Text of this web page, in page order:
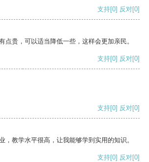
支持[0] 反对[0]
点贵，可以适当降低一些，这样会更加亲民。
支持[0] 反对[0]
支持[0] 反对[0]
，教学水平很高，让我能够学到实用的知识。
支持[0] 反对[0]